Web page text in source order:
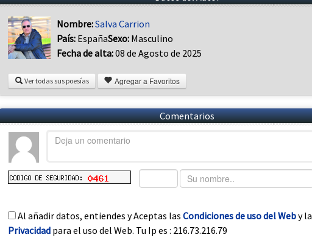
Nombre:Salva Carrion
País: EspañaSexo: Masculino
Fecha de alta:08 de Agosto de 2025
Ver todas sus poesías Agregar a Favoritos
Comentarios
Al añadir datos, entiendes y Aceptas las Condiciones de uso del Weby la
Privacidad para el uso del Web. Tu Ip es : 216.73.216.79